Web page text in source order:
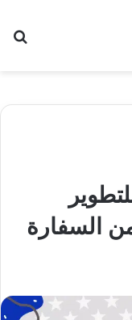
السفارة